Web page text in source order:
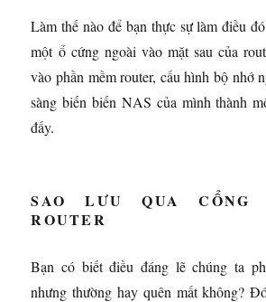
Làm thế nào để bạn thực sự làm điều
một ổ cứng ngoài vào mặt sau của
vào phần mềm router, cấu hình bộ nhớ
sàng biến biến NAS của mình thành
đấy.
SAO LƯU QUA CỔNG
ROUTER
Bạn có biết điều đáng lẽ chúng ta
nhưng thường hay quên mất không?